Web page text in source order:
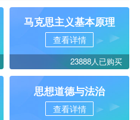
马克思主义基本原理
查看详情
23888人已购买
思想道德与法治
查看详情